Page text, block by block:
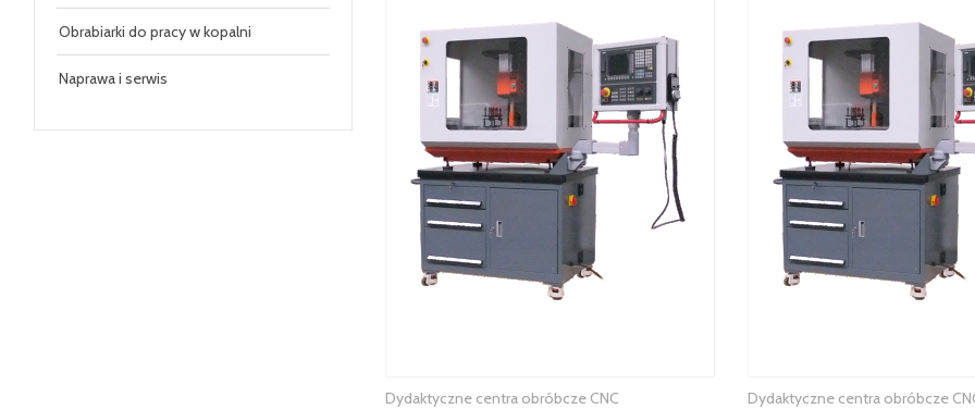
Obrabiarki do pracy w kopalni
Naprawa i serwis
Dydaktyczne centra obróbcze CNC Dydaktyczne centra obróbcze